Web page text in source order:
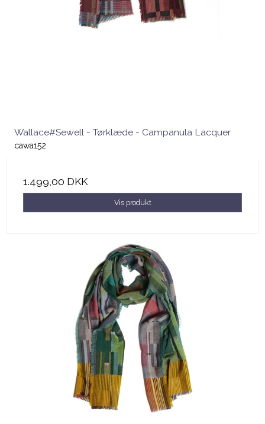
Wallace#Sewell - Tørklæde - Campanula Lacquer
cawa152
1.499,00 DKK
Vis produkt